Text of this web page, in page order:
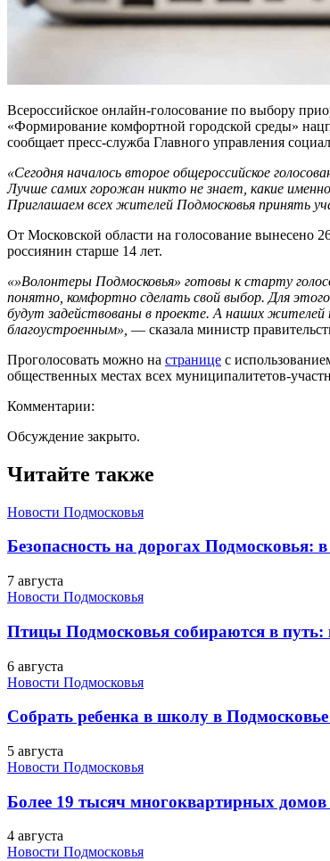
Всероссийское онлайн-голосование по выбору
«Формирование комфортной городской среды»
сообщает пресс-служба Главного управления
«Сегодня началось второе общероссийское
Лучше самих горожан никто не знает, какие
Приглашаем всех жителей Подмосковья принять
От Московской области на голосование вынесено
россиянин старше 14 лет.
«»Волонтеры Подмосковья» готовы к старту
понятно, комфортно сделать свой выбор. Для
будут задействованы в проекте. А наших жителей
благоустроенным», — сказала министр
Проголосовать можно на странице с
общественных местах всех муниципалитетов-
Комментарии:
Обсуждение закрыто.
Читайте также
Новости Подмосковья
Безопасность на дорогах Подмосковья:
7 августа
Новости Подмосковья
Птицы Подмосковья собираются в путь:
6 августа
Новости Подмосковья
Собрать ребенка в школу в
5 августа
Новости Подмосковья
Более 19 тысяч многоквартирных домов
4 августа
Новости Подмосковья